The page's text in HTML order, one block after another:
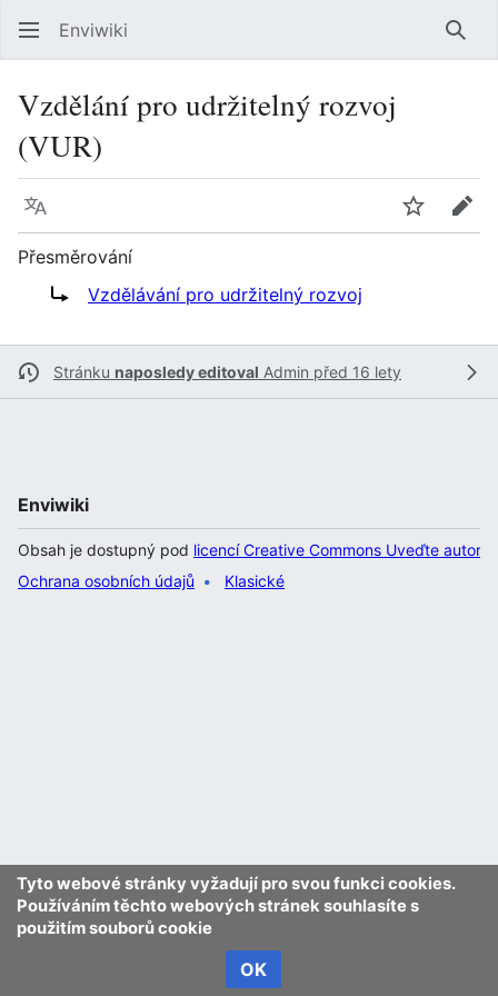
Enviwiki
Vzdělání pro udržitelný rozvoj
(VUR)
Jazyk Sledovat
Přesměrování
Přesměrování na:
Vzdělávání pro udržitelný rozvoj
Stránku naposledy editoval Admin před 16 lety
Tyto webové stránky vyžadují pro svou funkci cookies.
Používáním těchto webových stránek souhlasíte s
použitím souborů cookie
OK
Enviwiki
Obsah je dostupný pod licencí Creative Commons Uveďte
Ochrana osobních údajů
Klasické